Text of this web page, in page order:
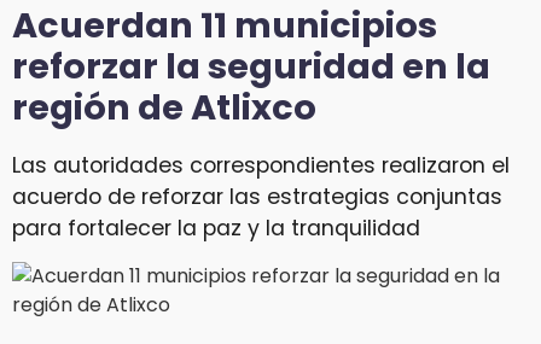
Acuerdan 11 municipios
reforzar la seguridad en la
región de Atlixco
Las autoridades correspondientes realizaron el
acuerdo de reforzar las estrategias conjuntas
para fortalecer la paz y la tranquilidad